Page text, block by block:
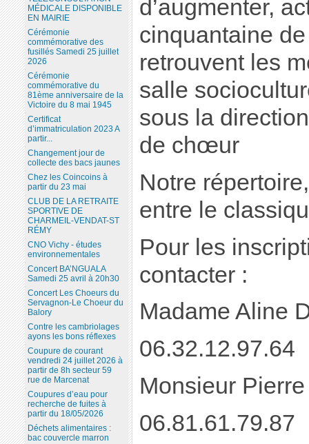
d’augmenter,
cinquantaine
retrouvent les
salle
sous la
de chœur
Notre
entre le
Pour les
contacter :
Madame Aline
06.32.12.97.64
Monsieur
06.81.61.79.87
MÉDICALE DISPONIBLE
EN MAIRIE
Cérémonie
commémorative des
fusillés Samedi 25 juillet
2026
Cérémonie
commémorative du
81ème anniversaire de la
Victoire du 8 mai 1945
Certificat
d’immatriculation 2023 A
partir...
Changement jour de
collecte des bacs jaunes
Chez les Coincoins à
partir du 23 mai
CLUB DE LA RETRAITE
SPORTIVE DE
CHARMEIL-VENDAT-ST
RÉMY
CNO Vichy - études
environnementales
Concert BA’NGUALA
Samedi 25 avril à 20h30
Concert Les Choeurs du
Servagnon-Le Choeur du
Balory
Contre les cambriolages
ayons les bons réflexes
Coupure de courant
vendredi 24 juillet 2026 à
partir de 8h secteur 59
rue de Marcenat
Coupures d’eau pour
recherche de fuites à
partir du 18/05/2026
Déchets alimentaires :
bac couvercle marron